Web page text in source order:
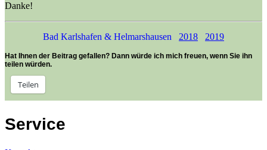
Danke!
Bad Karlshafen & Helmarshausen 2018 2019
Hat Ihnen der Beitrag gefallen? Dann würde ich mich freuen, wenn Sie ihn
teilen würden.
Teilen
Service